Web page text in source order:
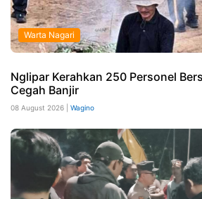
Warta Nagari
Nglipar Kerahkan 250 Personel
Cegah Banjir
08 August 2026 | Wagino